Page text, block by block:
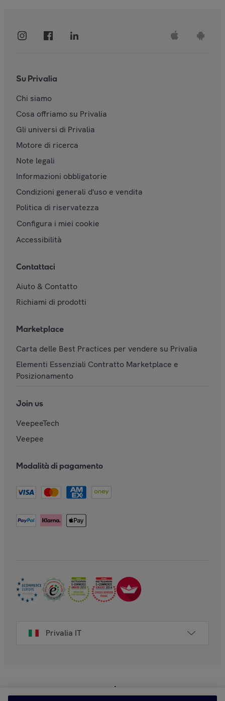
Su Privalia
Chi siamo
Cosa offriamo su Privalia
Gli universi di Privalia
Motore di ricerca
Note legali
Informazioni obbligatorie
Condizioni generali d'uso e vendita
Politica di riservatezza
Configura i miei cookie
Accessibilità
Contattaci
Aiuto & Contatto
Richiami di prodotti
Marketplace
Carta delle Best Practices per vendere su Privalia
Elementi Essenziali Contratto Marketplace e
Posizionamento
Join us
VeepeeTech
Veepee
Modalità di pagamento
Privalia IT